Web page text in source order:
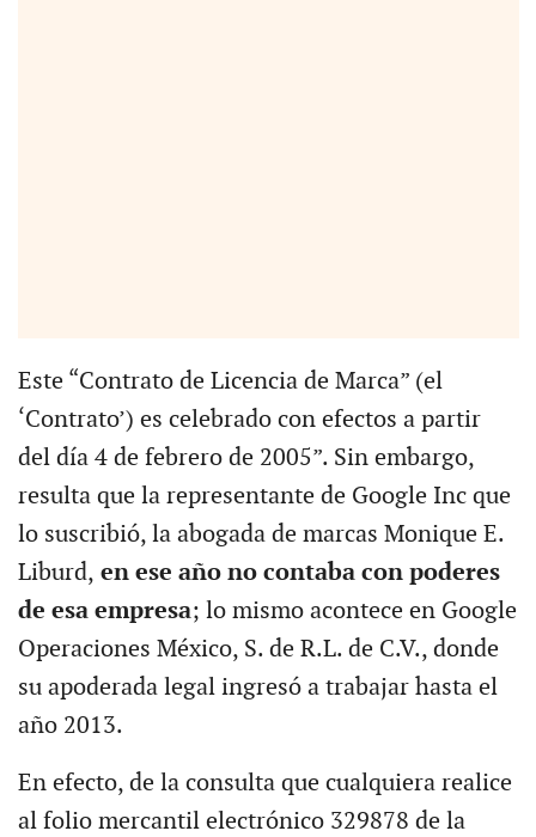
Este “Contrato de Licencia de Marca” (el
‘Contrato’) es celebrado con efectos a partir
del día 4 de febrero de 2005”. Sin embargo,
resulta que la representante de Google Inc que
lo suscribió, la abogada de marcas Monique E.
Liburd, en ese año no contaba con poderes
de esa empresa; lo mismo acontece en Google
Operaciones México, S. de R.L. de C.V., donde
su apoderada legal ingresó a trabajar hasta el
año 2013.
En efecto, de la consulta que cualquiera realice
al folio mercantil electrónico 329878 de la